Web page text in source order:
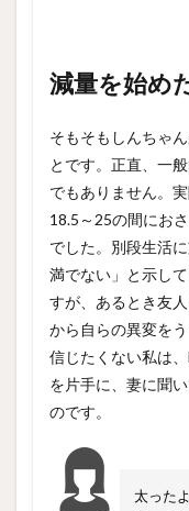
減量
する
の3
つの
ポイ
ント
5
まと
減量を始め
そもそもしんちゃ
とです。正直、一
でもありません。
18.5～25の間にお
でした。別段生活
満でない」と示し
すが、あるとき友
から自らの異変を
信じたくない私は
を片手に、妻に聞
のです。
太った